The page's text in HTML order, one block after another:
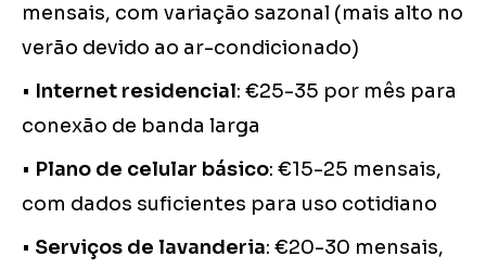
mensais, com variação sazonal (mais alto no
verão devido ao ar-condicionado)
• Internet residencial: €25-35 por mês para
conexão de banda larga
• Plano de celular básico: €15-25 mensais,
com dados suficientes para uso cotidiano
• Serviços de lavanderia: €20-30 mensais,